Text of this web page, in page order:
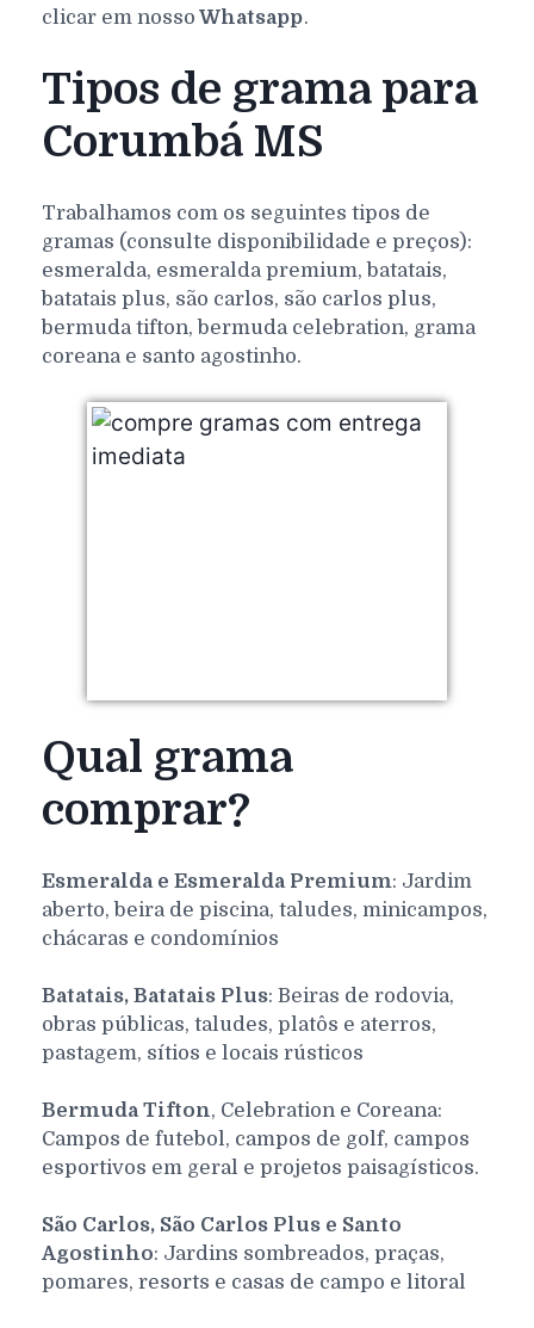
clicar em nosso Whatsapp.
Tipos de grama para
Corumbá MS
Trabalhamos com os seguintes tipos de
gramas (consulte disponibilidade e preços):
esmeralda, esmeralda premium, batatais,
batatais plus, são carlos, são carlos plus,
bermuda tifton, bermuda celebration, grama
coreana e santo agostinho.
Qual grama
comprar?
Esmeralda e Esmeralda Premium: Jardim
aberto, beira de piscina, taludes, minicampos,
chácaras e condomínios
Batatais, Batatais Plus: Beiras de rodovia,
obras públicas, taludes, platôs e aterros,
pastagem, sítios e locais rústicos
Bermuda Tifton, Celebration e Coreana:
Campos de futebol, campos de golf, campos
esportivos em geral e projetos paisagísticos.
São Carlos, São Carlos Plus e Santo
Agostinho: Jardins sombreados, praças,
pomares, resorts e casas de campo e litoral